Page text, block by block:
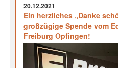
20.12.2021
Ein herzliches „Danke
großzügige Spende vom
Freiburg Opfingen!